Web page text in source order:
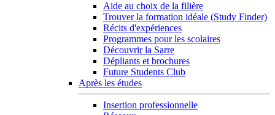
Aide au choix de la filière
Trouver la formation idéale (Study Finder)
Récits d'expériences
Programmes pour les scolaires
Découvrir la Sarre
Dépliants et brochures
Future Students Club
Après les études
Insertion professionnelle